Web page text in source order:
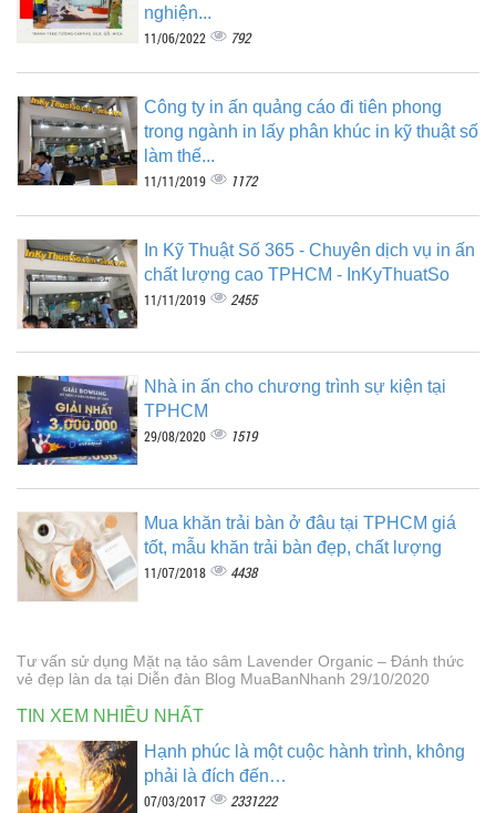
nghiện...
11/06/2022 792
Công ty in ấn quảng cáo đi tiên phong
trong ngành in lấy phân khúc in kỹ thuật số
làm thế...
11/11/2019 1172
In Kỹ Thuật Số 365 - Chuyên dịch vụ in ấn
chất lượng cao TPHCM - InKyThuatSo
11/11/2019 2455
Nhà in ấn cho chương trình sự kiện tại
TPHCM
29/08/2020 1519
Mua khăn trải bàn ở đâu tại TPHCM giá
tốt, mẫu khăn trải bàn đẹp, chất lượng
11/07/2018 4438
Tư vấn sử dụng Mặt nạ tảo sâm Lavender Organic – Đánh thức
vẻ đẹp làn da tại Diễn đàn Blog MuaBanNhanh 29/10/2020
TIN XEM NHIỀU NHẤT
Hạnh phúc là một cuộc hành trình, không
phải là đích đến…
07/03/2017 2331222